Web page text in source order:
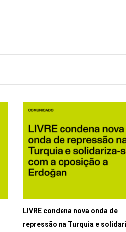
LIVRE condena nova onda de
repressão na Turquia e